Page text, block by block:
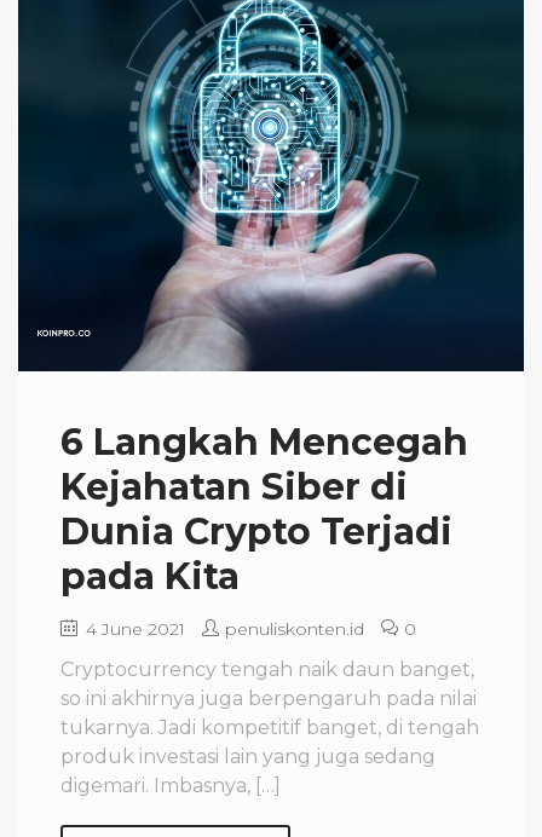
6 Langkah Mencegah
Kejahatan Siber di
Dunia Crypto Terjadi
pada Kita
4 June 2021 penuliskonten.id 0
Cryptocurrency tengah naik daun banget,
so ini akhirnya juga berpengaruh pada nilai
tukarnya. Jadi kompetitif banget, di tengah
produk investasi lain yang juga sedang
digemari. Imbasnya, […]